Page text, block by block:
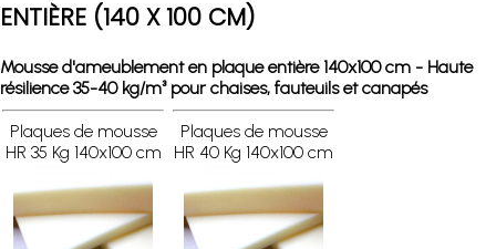
ENTIÈRE (140 X 100 CM)
Mousse d'ameublement en plaque entière 140x100 cm - Haute
résilience 35-40 kg/m³ pour chaises, fauteuils et canapés
Plaques de mousse
HR 35 Kg 140x100 cm
Plaques de mousse
HR 40 Kg 140x100 cm